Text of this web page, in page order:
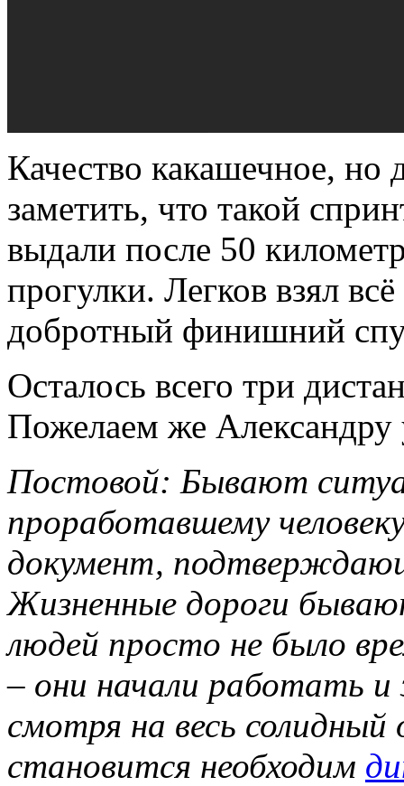
Качество какашечное, но
заметить, что такой
выдали после 50
прогулки. Легков взял
добротный финишний
Осталось всего три
Пожелаем же Александру
Постовой: Бывают
проработавшему
документ,
Жизненные дороги
людей просто не было
– они начали работать
смотря на весь
становится необходим